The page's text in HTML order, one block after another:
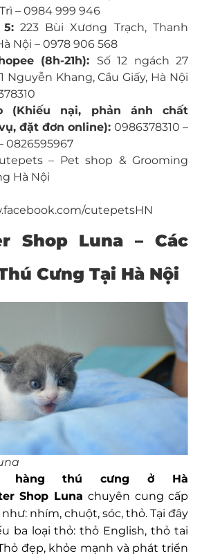
– 0984 999 946
223 Bùi Xương Trạch, Thanh
Nội – 0978 906 568
(8h-21h): Số 12 ngách 27
Nguyễn Khang, Cầu Giấy, Hà Nội
(Khiếu nại, phản ánh chất
đặt đơn online): 0986378310 –
0826595967
– Pet shop & Grooming
Hà Nội
cutepetsHN
Shop Luna –Các
Cưng Tại Hà Nội
hàng thú cưng ở Hà
Shop Lunachuyên cung cấp
nhím, chuột, sóc, thỏ. Tại đây
ba loại thỏ: thỏ English, thỏ tai
đẹp, khỏe mạnh và phát triển